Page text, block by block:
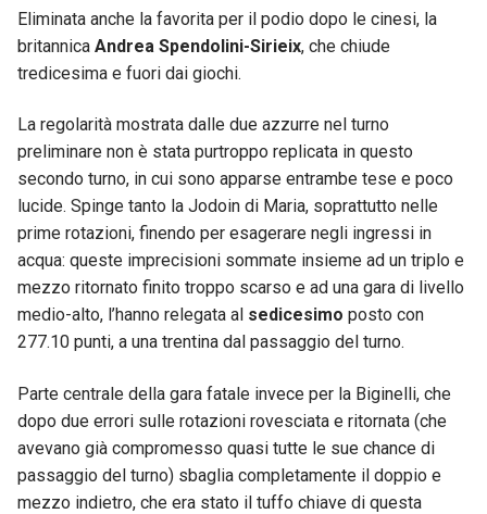
Eliminata anche la favorita per il podio dopo le cinesi, la
britannica Andrea Spendolini-Sirieix, che chiude
tredicesima e fuori dai giochi.
La regolarità mostrata dalle due azzurre nel turno
preliminare non è stata purtroppo replicata in questo
secondo turno, in cui sono apparse entrambe tese e poco
lucide. Spinge tanto la Jodoin di Maria, soprattutto nelle
prime rotazioni, finendo per esagerare negli ingressi in
acqua: queste imprecisioni sommate insieme ad un triplo e
mezzo ritornato finito troppo scarso e ad una gara di livello
medio-alto, l’hanno relegata al sedicesimo posto con
277.10 punti, a una trentina dal passaggio del turno.
Parte centrale della gara fatale invece per la Biginelli, che
dopo due errori sulle rotazioni rovesciata e ritornata (che
avevano già compromesso quasi tutte le sue chance di
passaggio del turno) sbaglia completamente il doppio e
mezzo indietro, che era stato il tuffo chiave di questa